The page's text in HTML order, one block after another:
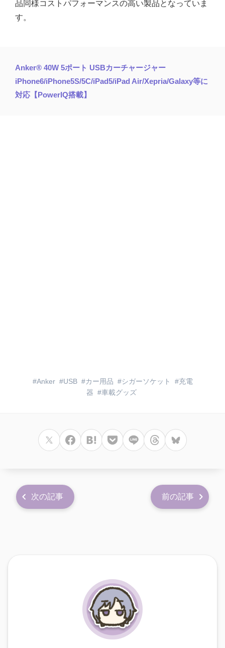
品同様コストパフォーマンスの高い製品となっていま
す。
Anker® 40W 5ポート USBカーチャージャー
iPhone6/iPhone5S/5C/iPad5/iPad Air/Xepria/Galaxy等に
対応【PowerIQ搭載】
Anker USB カー用品 シガーソケット
充電
器
車載グッズ
次の記事 前の記事